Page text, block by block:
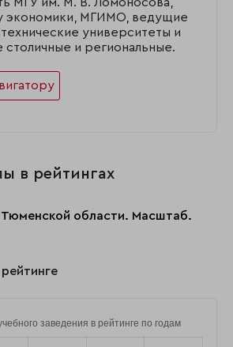
экономики, МГИМО, ведущие
университеты и
столичные и региональные.
в рейтингах
области. Масштаб.